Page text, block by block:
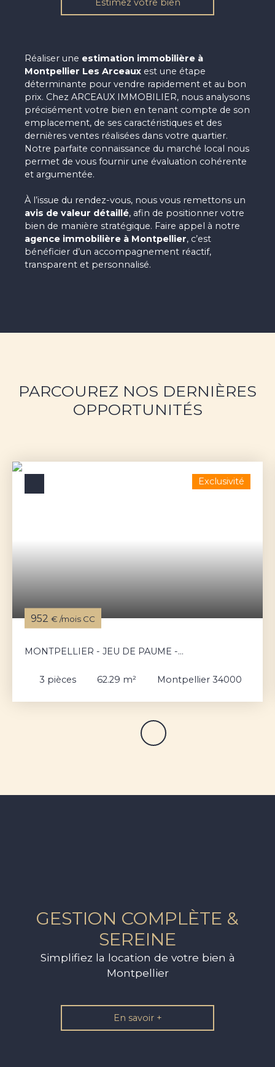
Estimez votre bien
Réaliser une estimation immobilière à
Montpellier Les Arceaux est une étape
déterminante pour vendre rapidement et au bon
prix. Chez ARCEAUX IMMOBILIER, nous analysons
précisément votre bien en tenant compte de son
emplacement, de ses caractéristiques et des
dernières ventes réalisées dans votre quartier.
Notre parfaite connaissance du marché local nous
permet de vous fournir une évaluation cohérente
et argumentée.
À l’issue du rendez-vous, nous vous remettons un
avis de valeur détaillé, afin de positionner votre
bien de manière stratégique. Faire appel à notre
agence immobilière à Montpellier, c’est
bénéficier d’un accompagnement réactif,
transparent et personnalisé.
PARCOUREZ NOS DERNIÈRES
OPPORTUNITÉS
Exclusivité
952 € /mois CC
MONTPELLIER - JEU DE PAUME -
3 pièces 62.29 m² Montpellier 34000
GESTION COMPLÈTE &
SEREINE
Simplifiez la location de votre bien à
Montpellier
En savoir +